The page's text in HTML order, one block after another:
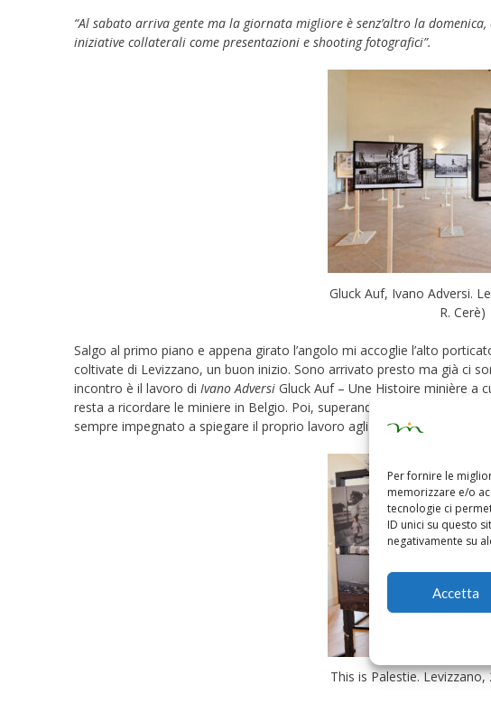
Per fornire le
memorizzare e/o
tecnologie ci
ID unici su questo
negativamente su
Accetta
“Al sabato arriva gente ma la giornata migliore è senz’altro la
iniziative collaterali come presentazioni e shooting fotografici”.
Gluck Auf, Ivano Adversi.
R. Cerè)
Salgo al primo piano e appena girato l’angolo mi accoglie l’alto
coltivate di Levizzano, un buon inizio. Sono arrivato presto ma già ci
incontro è il lavoro di Ivano Adversi Gluck Auf – Une Histoire minière a
resta a ricordare le miniere in Belgio. Poi, superando la soglia della
sempre impegnato a spiegare il proprio lavoro agli ospiti, presenta un
This is Palestie. Levizzano,